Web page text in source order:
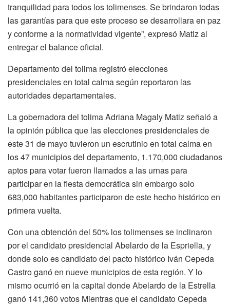
tranquilidad para todos los tolimenses. Se brindaron todas
las garantías para que este proceso se desarrollara en paz
y conforme a la normatividad vigente”, expresó Matiz al
entregar el balance oficial.
Departamento del tolima registró elecciones
presidenciales en total calma según reportaron las
autoridades departamentales.
La gobernadora del tolima Adriana Magaly Matiz señaló a
la opinión pública que las elecciones presidenciales de
este 31 de mayo tuvieron un escrutinio en total calma en
los 47 municipios del departamento, 1.170,000 ciudadanos
aptos para votar fueron llamados a las urnas para
participar en la fiesta democrática sin embargo solo
683,000 habitantes participaron de este hecho histórico en
primera vuelta.
Con una obtención del 50% los tolimenses se inclinaron
por el candidato presidencial Abelardo de la Espriella, y
donde solo es candidato del pacto histórico Iván Cepeda
Castro ganó en nueve municipios de esta región. Y lo
mismo ocurrió en la capital donde Abelardo de la Estrella
ganó 141,360 votos Mientras que el candidato Cepeda